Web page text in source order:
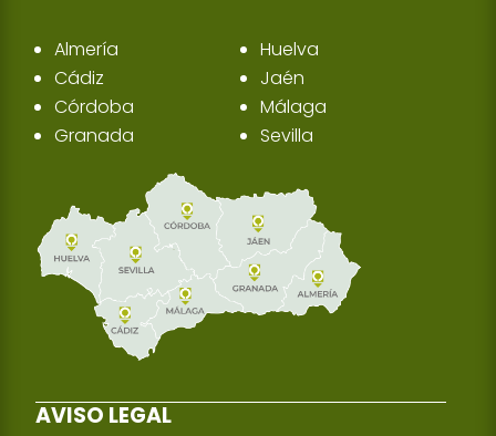
Almería
Cádiz
Córdoba
Granada
Huelva
Jaén
Málaga
Sevilla
AVISO LEGAL